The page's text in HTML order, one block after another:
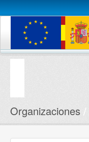
Conjuntos de datos
Organizaciones